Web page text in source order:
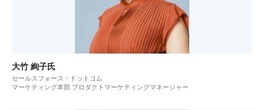
大竹 絢子氏
セールスフォース・ドットコム
マーケティング本部 プロダクトマーケティングマネージャー